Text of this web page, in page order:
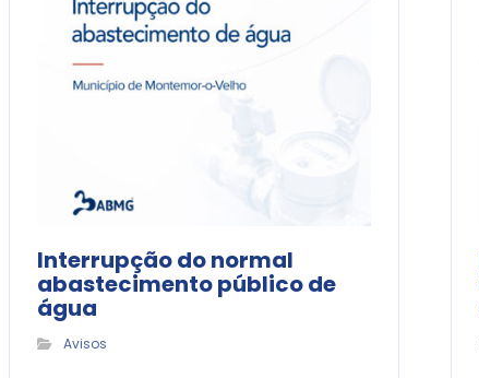
Interrupção do normal
abastecimento público de
água
Avisos